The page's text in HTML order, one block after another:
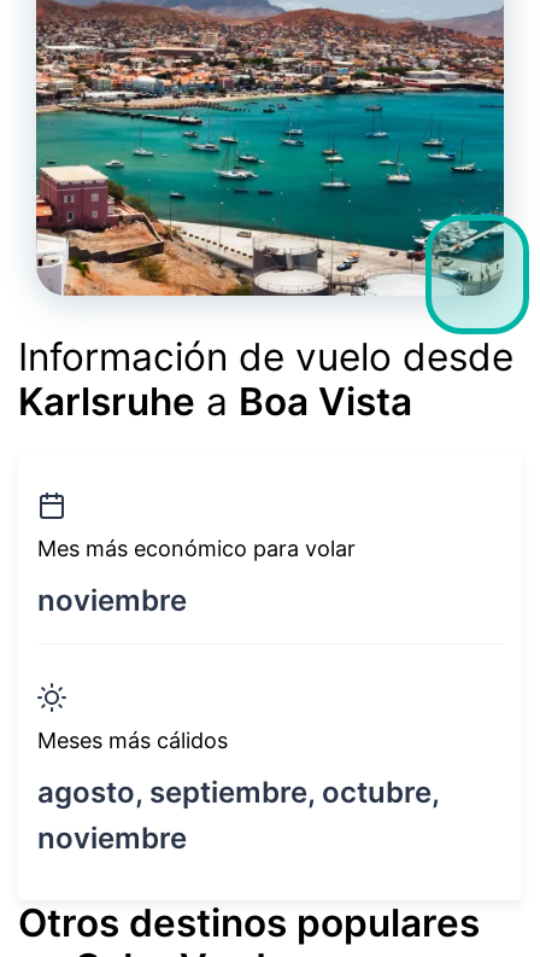
Información de vuelo desde
Karlsruhe a Boa Vista
Mes más económico para volar
noviembre
Meses más cálidos
agosto, septiembre, octubre,
noviembre
Otros destinos populares